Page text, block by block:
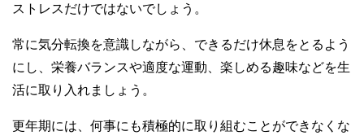
ストレスだけではないでしょう。
常に気分転換を意識しながら、できるだけ休息をとるよう
にし、栄養バランスや適度な運動、楽しめる趣味などを生
活に取り入れましょう。
更年期には、何事にも積極的に取り組むことができなくな